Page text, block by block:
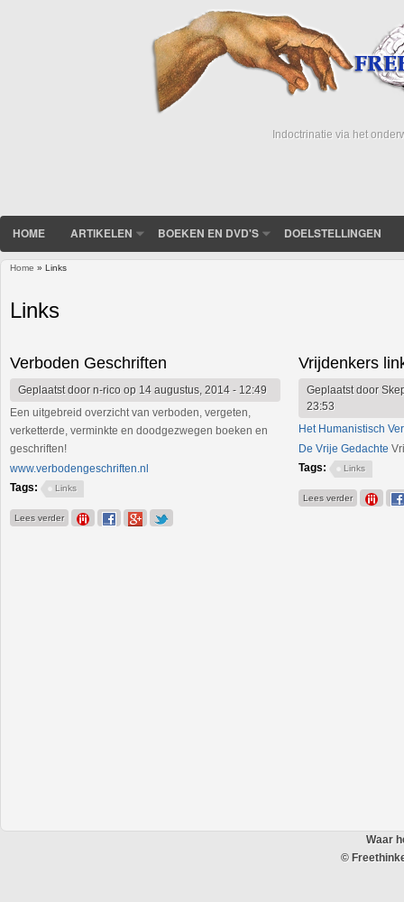
Indoctrinatie via het
HOME ARTIKELEN BOEKEN EN DVD'S DOELSTELLINGEN
Home » Links
Links
Verboden Geschriften
Geplaatst doorn-rico op 14 augustus, 2014 - 12:49
Een uitgebreid overzicht van verboden, vergeten,
verketterde, verminkte en doodgezwegen boeken en
geschriften!
www.verbodengeschriften.nl
Tags:
Links
Lees verderover Verboden Geschriften
Vrijdenkers
Geplaatst door
23:53
Het Humanistisch
De Vrije Gedachte
Tags:
Links
Lees verderover
Waar
©